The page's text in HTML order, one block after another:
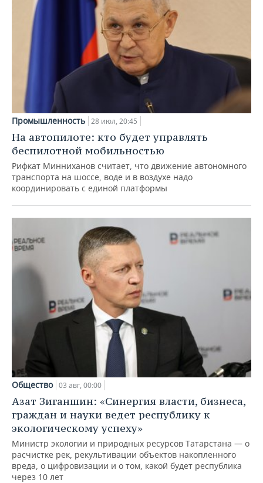
Промышленность 28 июл, 20:45
На автопилоте: кто будет управлять
беспилотной мобильностью
Рифкат Минниханов считает, что движение автономного
транспорта на шоссе, воде и в воздухе надо
координировать с единой платформы
Общество 03 авг, 00:00
Азат Зиганшин: «Синергия власти, бизнеса,
граждан и науки ведет республику к
экологическому успеху»
Министр экологии и природных ресурсов Татарстана — о
расчистке рек, рекультивации объектов накопленного
вреда, о цифровизации и о том, какой будет республика
через 10 лет